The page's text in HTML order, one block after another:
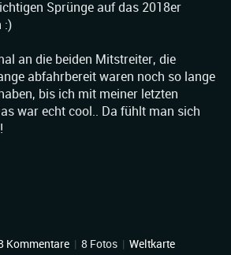
Sprünge auf das 2018er
:)
an die beiden Mitstreiter, die
abfahrbereit waren noch so lange
bis ich mit meiner letzten
war echt cool.. Da fühlt man sich
Kommentare | 8 Fotos | Weltkarte